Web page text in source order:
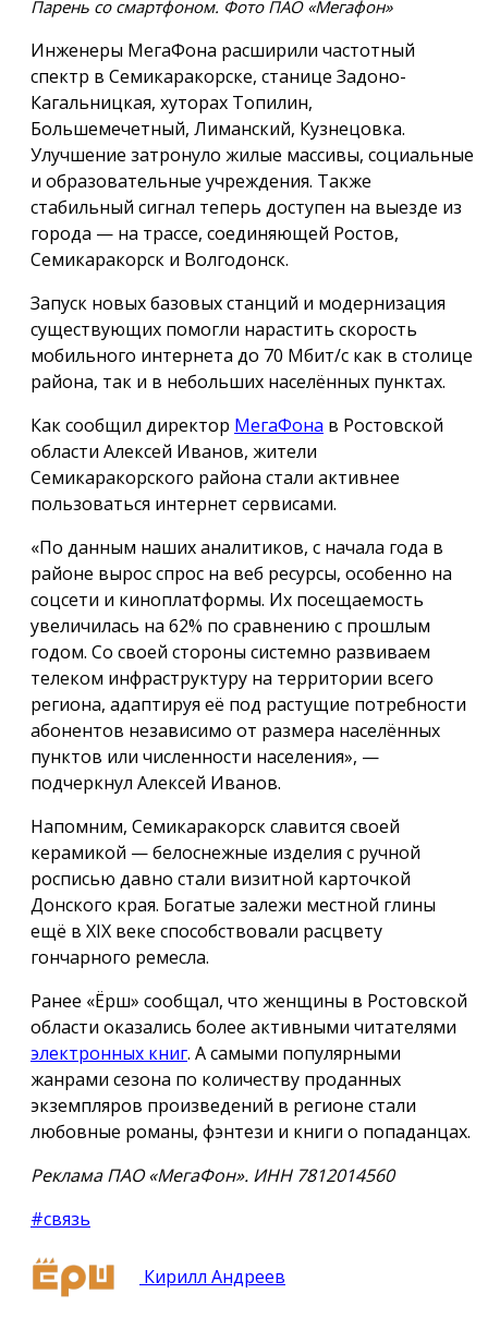
Парень со смартфоном. Фото ПАО «Мегафон»
Инженеры МегаФона расширили частотный
спектр в Семикаракорске, станице Задоно-
Кагальницкая, хуторах Топилин,
Большемечетный, Лиманский, Кузнецовка.
Улучшение затронуло жилые массивы, социальные
и образовательные учреждения. Также
стабильный сигнал теперь доступен на выезде из
города — на трассе, соединяющей Ростов,
Семикаракорск и Волгодонск.
Запуск новых базовых станций и модернизация
существующих помогли нарастить скорость
мобильного интернета до 70 Мбит/с как в столице
района, так и в небольших населённых пунктах.
Как сообщил директор МегаФона в Ростовской
области Алексей Иванов, жители
Семикаракорского района стали активнее
пользоваться интернет сервисами.
«По данным наших аналитиков, с начала года в
районе вырос спрос на веб ресурсы, особенно на
соцсети и киноплатформы. Их посещаемость
увеличилась на 62% по сравнению с прошлым
годом. Со своей стороны системно развиваем
телеком инфраструктуру на территории всего
региона, адаптируя её под растущие потребности
абонентов независимо от размера населённых
пунктов или численности населения», —
подчеркнул Алексей Иванов.
Напомним, Семикаракорск славится своей
керамикой — белоснежные изделия с ручной
росписью давно стали визитной карточкой
Донского края. Богатые залежи местной глины
ещё в XIX веке способствовали расцвету
гончарного ремесла.
Ранее «Ёрш» сообщал, что женщины в Ростовской
области оказались более активными читателями
электронных книг. А самыми популярными
жанрами сезона по количеству проданных
экземпляров произведений в регионе стали
любовные романы, фэнтези и книги о попаданцах.
Реклама ПАО «МегаФон». ИНН 7812014560
#связь
Кирилл Андреев